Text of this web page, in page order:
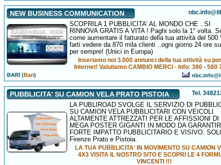
NEW BUSINESS COMMUNICATION
SCOPRILA 1 PUBBLICITA’ AL MONDO CHE ..SI
RINNOVA GRATIS A VITA ! Paghi solo la 1° volta.
come aumentare il fatturato della tua attività del 500
farti vedere da 870 mila clienti ..ogni giorno 24 ore
per sempre! (Unici in Europa)
Inseriamo noi 3.000 annunci della tua attività su
Internet! Valutiamo CAMBIO MERCI - Info: 380 - 580
BARI (Bari)
PUBBLICITA' SU CAMION VELA PRATO PISTOIA Tel.
LA PUBLIROAD SVOLGE IL SERVIZIO DI
SU CAMION VELA PUBBLICITARI CON VEICOLI
ALTAMENTE ATTREZZATI PER LE AFFISSIONI DI
MEGA POSTER GIGANTI IN MODO DA
FORTE IMPATTO PUBBLICITARIO E VISIVO.
Firenze Prato e Pistoia.
LA TUA PUBBLICITA' IN MOVIMENTO SU CAMION
4X3 VISITA IL NOSTRO SITO E SCOPRI LE 4
VINCENTI !!!